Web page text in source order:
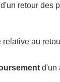
retour des
relative au
d'un